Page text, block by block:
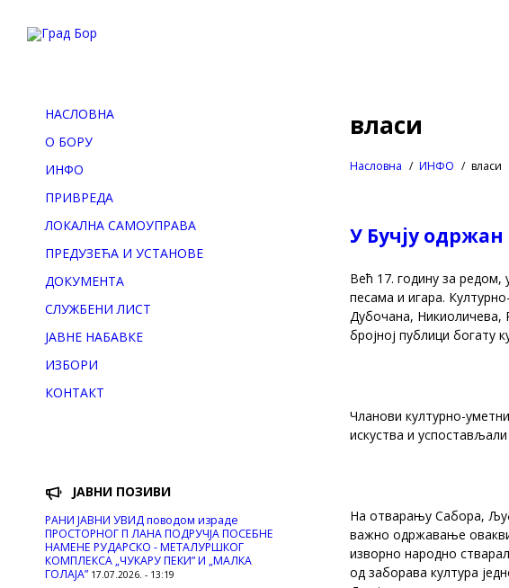
власи
Насловна ИНФО власи
У Бучју
Већ 17. годину за
песама и игара.
Дубочана, Никиоличева,
бројној публици богату
Чланови културно-
искуства и успостављали
На отварању Сабора,
важно одржавање
изворно народно
од заборава култура
НАСЛОВНА
О БОРУ
ИНФО
ПРИВРЕДА
ЛОКАЛНА САМОУПРАВА
ПРЕДУЗЕЋА И УСТАНОВЕ
ДОКУМЕНТА
СЛУЖБЕНИ ЛИСТ
ЈАВНЕ НАБАВКЕ
ИЗБОРИ
КОНТАКТ
ЈАВНИ ПОЗИВИ
РАНИ ЈАВНИ УВИД поводом израде
ПРОСТОРНОГ П ЛАНА ПОДРУЧЈА ПОСЕБНЕ
НАМЕНЕ РУДАРСКО - МЕТАЛУРШКОГ
КОМПЛЕКСА „ЧУКАРУ ПЕКИ” И „МАЛКА
ГОЛАЈА” 17.07.2026. - 13:19